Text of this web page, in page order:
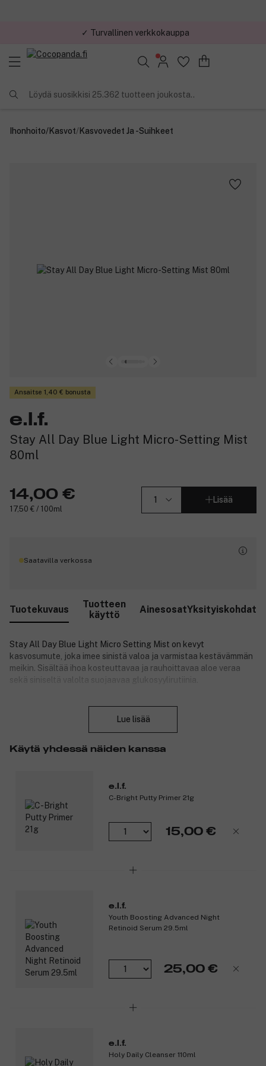
Löydä suosikkisi 25.362 tuotteen joukosta..
Ihonhoito/Kasvot/Kasvovedet Ja -suihkeet
Ansaitse 1,40 € bonusta
e.l.f.
Stay All Day Blue Light Micro-Setting Mist
80ml
14,00 €
17,50 € / 100ml
Lisää
Saatavilla verkossa
Tuotekuvaus
Tuotteen
käyttö
AinesosatYksityiskohdat
Stay All Day Blue Light Micro Setting Mist on kevyt
kasvosumute, joka imee sinistä valoa ja varmistaa kestävämmän
meikin. Sisältää ihoa kosteuttavaa ja rauhoittavaa aloe veraa
sekä siniseltä valolta suojaavaa glukosyylirutiinia.
Kiinnittää meikin ja virkistää ihoa koko päivän.
Sisältää glukosyylirutiinia, joka vähentää sinisen valon
läpäisyä.
Kevyt koostumus sopii normaalille, kuivalle, rasvaiselle ja
Antaa iholle mattapintaisen, kiilottoman lopputuloksen.
Vaikuttavat ainesosat:
Glukosyylirutiini - Vähentää sinisen valon läpäisyä.
Aloe - rauhoittaa ihoa.
Lue lisää
Käytä yhdessä näiden kanssa
e.l.f.
C-Bright Putty Primer 21g
15,00 €
e.l.f.
Youth Boosting Advanced Night
Retinoid Serum 29.5ml
25,00 €
e.l.f.
Holy Daily Cleanser 110ml